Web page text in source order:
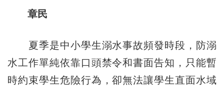
章民
夏季是中小學生溺水事故頻發時段，防溺
水工作單純依靠口頭禁令和書面告知，只能暫
時約束學生危險行為，卻無法讓學生直面水域